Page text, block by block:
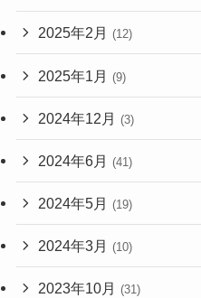
2025年2月 (12)
2025年1月 (9)
2024年12月 (3)
2024年6月 (41)
2024年5月 (19)
2024年3月 (10)
2023年10月 (31)